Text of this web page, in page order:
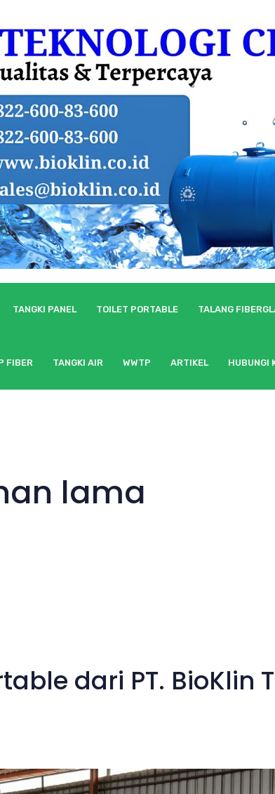
TANGKI PANEL TOILET PORTABLE TALANG
FIBER TANGKI AIR WWTP ARTIKEL HUBUNGI
lama
dari PT. BioKlin